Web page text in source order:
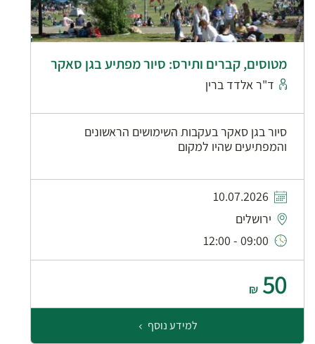
מטוסים, קברים ותירס: סיור מפתיע בגן סאקר
ד"ר אלדד ברין
סיור בגן סאקר בעקבות השימושים הראשונים
והמפתיעים שהיו למקום
10.07.2026
ירושלים
09:00 - 12:00
50
₪
למידע נוסף